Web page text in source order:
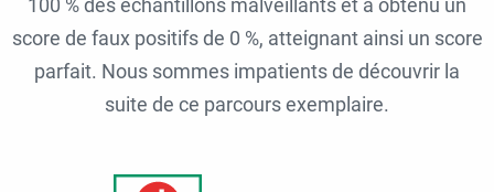
100 % des échantillons malveillants et a obtenu un
score de faux positifs de 0 %, atteignant ainsi un score
parfait. Nous sommes impatients de découvrir la
suite de ce parcours exemplaire.